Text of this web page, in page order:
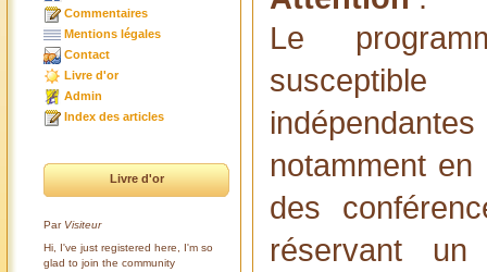
Commentaires
Mentions légales
Contact
Livre d'or
Admin
Index des articles
Livre d'or
Par Visiteur
Hi, I've just registered here, I'm so
glad to join the community
Le
notamment
des
réservant